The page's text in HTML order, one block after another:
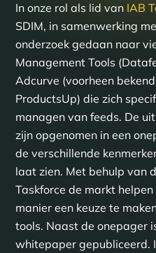
In onze rol als lid van IAB
SDIM, in samenwerking
onderzoek gedaan naar
Management Tools
Adcurve (voorheen
ProductsUp) die zich
managen van feeds. De
zijn opgenomen in een
de verschillende
laat zien. Met behulp van
Taskforce de markt
manier een keuze te
tools. Naast de onepager
whitepaper gepubliceerd.